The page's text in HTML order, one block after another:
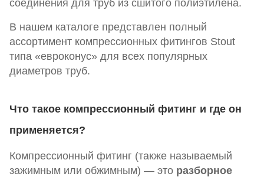
соединения для труб из сшитого полиэтилена.
В нашем каталоге представлен полный
ассортимент компрессионных фитингов Stout
типа «евроконус» для всех популярных
диаметров труб.
Что такое компрессионный фитинг и где он
применяется?
Компрессионный фитинг (также называемый
зажимным или обжимным) — это разборное